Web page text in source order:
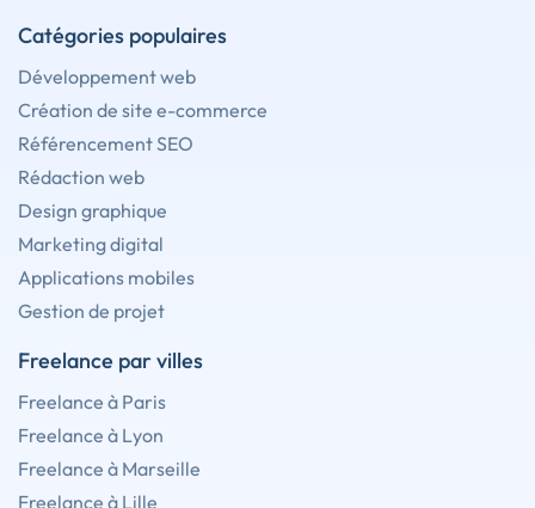
Catégories populaires
Développement web
Création de site e-commerce
Référencement SEO
Rédaction web
Design graphique
Marketing digital
Applications mobiles
Gestion de projet
Freelance par villes
Freelance à Paris
Freelance à Lyon
Freelance à Marseille
Freelance à Lille